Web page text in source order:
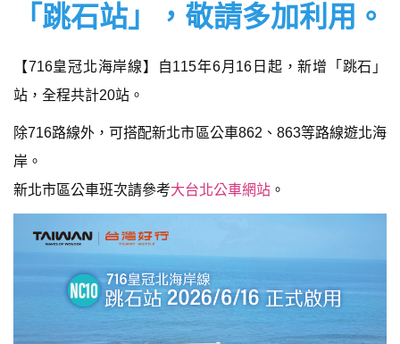
「跳石站」，敬請多加利用。
【716皇冠北海岸線】自115年6月16日起，新增「跳石」
站，全程共計20站。
除716路線外，可搭配新北市區公車862、863等路線遊北海
岸。
新北市區公車班次請參考大台北公車網站 。